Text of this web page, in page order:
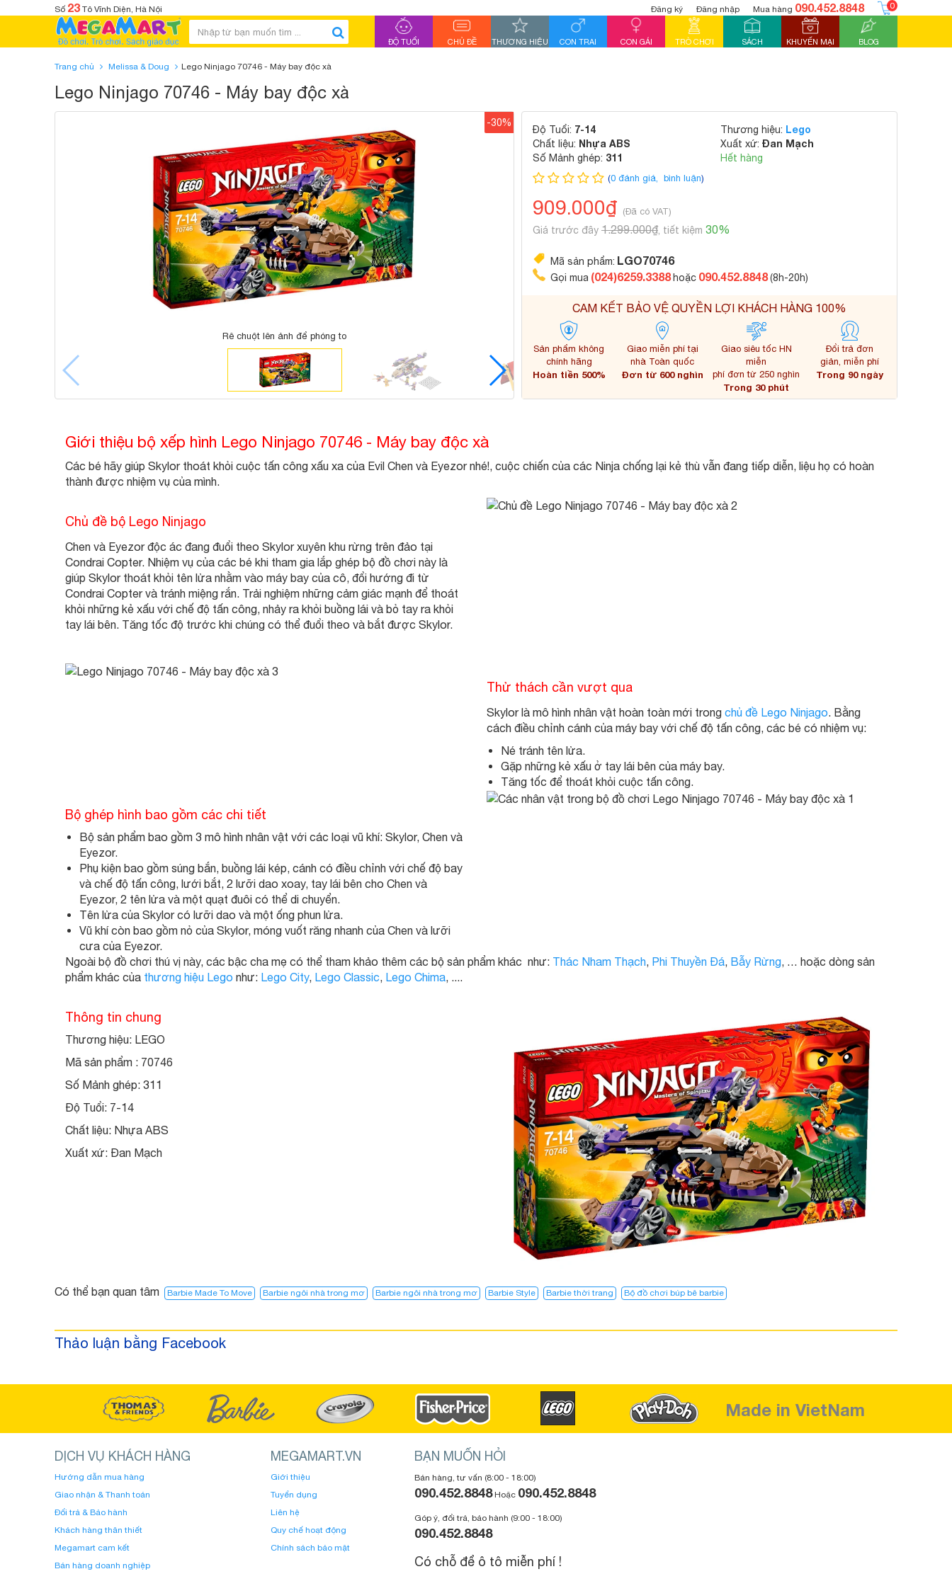
Số 23 Tô Vĩnh Diện, Hà Nội Đăng ký Đăng nhập Mua hàng 090.452.8848 0
ĐỘ TUỔI CHỦ ĐỀ THƯƠNG HIỆU CON TRAI CON GÁI TRÒ CHƠI SÁCH KHUYẾN MẠI BLOG
Trang chủ Melissa & Doug Lego Ninjago 70746 - Máy bay độc xà
Lego Ninjago 70746 - Máy bay độc xà
-30%
Rê chuột lên ảnh để phóng to
Độ Tuổi: 7-14
Chất liệu: Nhựa ABS
Số Mảnh ghép: 311
Thương hiệu: Lego
Xuất xứ: Đan Mạch
Hết hàng
(0 đánh giá, bình luận)
909.000₫ (Đã có VAT)
Giá trước đây 1.299.000₫ , tiết kiệm 30%
CAM KẾT BẢO VỆ QUYỀN LỢI KHÁCH HÀNG 100%
Sản phẩm không
chính hãng
Hoàn tiền 500%
Giao miễn phí tại
nhà Toàn quốc
Đơn từ 600 nghìn
Giao siêu tốc HN
miễn
phí đơn từ 250 nghìn
Trong 30 phút
Đổi trả đơn
giản, miễn phí
Trong 90 ngày
Mã sản phẩm: LGO70746
Gọi mua (024)6259.3388 hoặc 090.452.8848(8h-20h)
Giới thiệu bộ xếp hình Lego Ninjago 70746 - Máy bay độc xà
Các bé hãy giúp Skylor thoát khỏi cuộc tấn công xấu xa của Evil Chen và Eyezor nhé!, cuộc chiến của các Ninja chống lại kẻ thù vẫn đang tiếp diễn, liệu họ có hoàn
thành được nhiệm vụ của mình.
Chủ đề bộ Lego Ninjago
Chen và Eyezor độc ác đang đuổi theo Skylor xuyên khu rừng trên đảo tại
Condrai Copter. Nhiệm vụ của các bé khi tham gia lắp ghép bộ đồ chơi này là
giúp Skylor thoát khỏi tên lửa nhằm vào máy bay của cô, đổi hướng đi từ
Condrai Copter và tránh miệng rắn. Trải nghiệm những cảm giác mạnh để thoát
khỏi những kẻ xấu với chế độ tấn công, nhảy ra khỏi buồng lái và bỏ tay ra khỏi
tay lái bên. Tăng tốc độ trước khi chúng có thể đuổi theo và bắt được Skylor.
Thử thách cần vượt qua
Skylor là mô hình nhân vật hoàn toàn mới trong chủ đề Lego Ninjago. Bằng
cách điều chỉnh cánh của máy bay với chế độ tấn công, các bé có nhiệm vụ:
Né tránh tên lửa.
Gặp những kẻ xấu ở tay lái bên của máy bay.
Tăng tốc để thoát khỏi cuộc tấn công.
Bộ ghép hình bao gồm các chi tiết
Bộ sản phẩm bao gồm 3 mô hình nhân vật với các loại vũ khí: Skylor, Chen và
Eyezor.
Phụ kiện bao gồm súng bắn, buồng lái kép, cánh có điều chỉnh với chế độ bay
và chế độ tấn công, lưới bắt, 2 lưỡi dao xoay, tay lái bên cho Chen và
Eyezor, 2 tên lửa và một quạt đuôi có thể di chuyển.
Tên lửa của Skylor có lưỡi dao và một ống phun lửa.
Vũ khí còn bao gồm nỏ của Skylor, móng vuốt răng nhanh của Chen và lưỡi
cưa của Eyezor.
Ngoài bộ đồ chơi thú vị này, các bậc cha mẹ có thể tham khảo thêm các bộ sản phẩm khác như: Thác Nham Thạch, Phi Thuyền Đá, Bẫy Rừng, … hoặc dòng sản
phẩm khác của thương hiệu Lego như: Lego City, Lego Classic, Lego Chima, ....
Thông tin chung
Thương hiệu: LEGO
Mã sản phẩm : 70746
Số Mảnh ghép: 311
Độ Tuổi: 7-14
Chất liệu: Nhựa ABS
Xuất xứ: Đan Mạch
Có thể bạn quan tâm Barbie Made To Move Barbie ngôi nhà trong mơ Barbie ngôi nhà trong mơ​ Barbie Style Barbie thời trang Bộ đồ chơi búp bê barbie
Thảo luận bằng Facebook
Made in VietNam
DỊCH VỤ KHÁCH HÀNG
Hướng dẫn mua hàng
Giao nhận & Thanh toán
Đổi trả & Bảo hành
Khách hàng thân thiết
Megamart cam kết
Bán hàng doanh nghiệp
MEGAMART.VN
Giới thiệu
Tuyển dụng
Liên hệ
Quy chế hoạt động
Chính sách bảo mật
BẠN MUỐN HỎI
Bán hàng, tư vấn (8:00 - 18:00)
090.452.8848Hoặc 090.452.8848
Góp ý, đổi trả, bảo hành (9:00 - 18:00)
090.452.8848
Có chỗ để ô tô miễn phí !